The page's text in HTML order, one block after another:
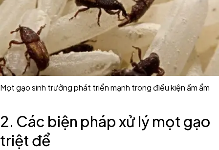
Mọt gạo sinh trưởng phát triển mạnh trong điều kiện ấm ẩm
2. Các biện pháp xử lý mọt gạo
triệt để